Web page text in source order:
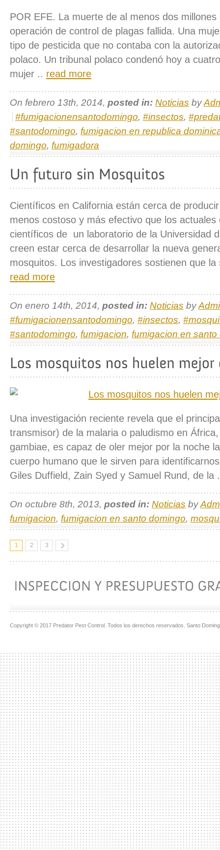
POR EFE. La muerte de al menos dos
operación de control de plagas fallida. Una
tipo de pesticida que no contaba con la
polaco. Un tribunal polaco condenó hoy a
mujer .. read more
On febrero 13th, 2014, posted in: Noticias by
#fumigacionensantodomingo, #insectos,
#santodomingo, fumigacion en republica
domingo, fumigadora
Científicos en California están cerca de
menos costoso y más efectivo que los
científicos de un laboratorio de la Universidad
creen estar cerca de desarrollar la nueva
mosquitos. Los investigadores sostienen que
read more
On enero 14th, 2014, posted in: Noticias by
#fumigacionensantodomingo, #insectos,
#santodomingo, fumigacion, fumigacion en santo
Una investigación reciente revela que el
transmisor) de la malaria o paludismo en
gambiae, es capaz de oler mejor por la noche
cuerpo humano que le sirven para
Giles Duffield, Zain Syed y Samuel Rund, de la
On octubre 8th, 2013, posted in: Noticias by
fumigacion, fumigacion en santo domingo,
1 2 3
Copyright © 2017 Predator Pest Control. Todos los derechos reservados. Santo